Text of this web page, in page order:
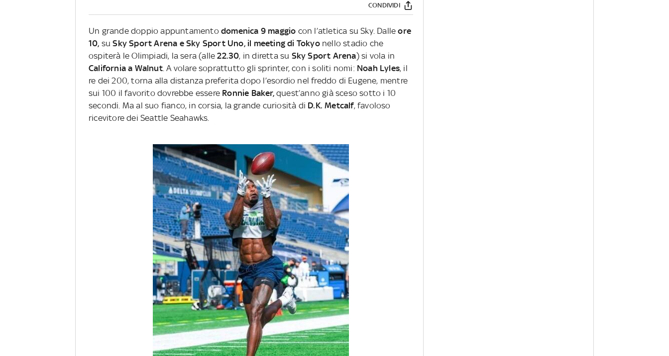
CONDIVIDI
Un grande doppio appuntamento domenica 9 maggio con l’atletica su Sky. Dalle ore
10, su Sky Sport Arena e Sky Sport Uno, il meeting di Tokyo nello stadio che
ospiterà le Olimpiadi, la sera (alle22.30, in diretta su Sky Sport Arena) si vola in
California a Walnut. A volare soprattutto gli sprinter, con i soliti nomi: Noah Lyles, il
re dei 200, torna alla distanza preferita dopo l’esordio nel freddo di Eugene, mentre
sui 100 il favorito dovrebbe essere Ronnie Baker, quest’anno già sceso sotto i 10
secondi. Ma al suo fianco, in corsia, la grande curiosità di D.K. Metcalf, favoloso
ricevitore dei Seattle Seahawks.